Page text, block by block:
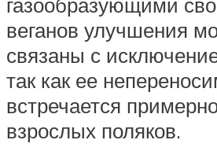
веганов улучшения
связаны с
так как ее
встречается
взрослых поляков.